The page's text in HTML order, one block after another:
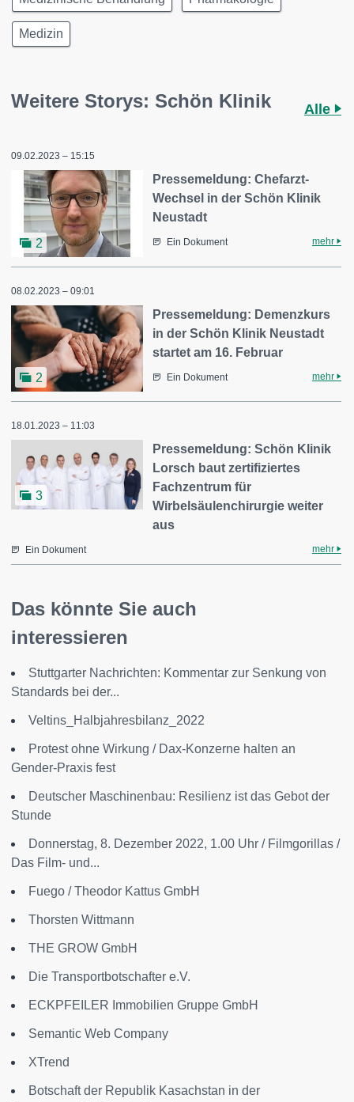
Medizin
Weitere Storys: Schön Klinik Alle
09.02.2023 – 15:15
2
Pressemeldung: Chefarzt-
Wechsel in der Schön Klinik
Neustadt
Ein Dokument mehr
08.02.2023 – 09:01
2
Pressemeldung: Demenzkurs
in der Schön Klinik Neustadt
startet am 16. Februar
Ein Dokument mehr
18.01.2023 – 11:03
3
Pressemeldung: Schön Klinik
Lorsch baut zertifiziertes
Fachzentrum für
Wirbelsäulenchirurgie weiter
aus
Ein Dokument mehr
Das könnte Sie auch
interessieren
Stuttgarter Nachrichten: Kommentar zur Senkung von
Standards bei der...
Veltins_Halbjahresbilanz_2022
Protest ohne Wirkung / Dax-Konzerne halten an
Gender-Praxis fest
Deutscher Maschinenbau: Resilienz ist das Gebot der
Stunde
Donnerstag, 8. Dezember 2022, 1.00 Uhr / Filmgorillas /
Das Film- und...
Fuego / Theodor Kattus GmbH
Thorsten Wittmann
THE GROW GmbH
Die Transportbotschafter e.V.
ECKPFEILER Immobilien Gruppe GmbH
Semantic Web Company
XTrend
Botschaft der Republik Kasachstan in der